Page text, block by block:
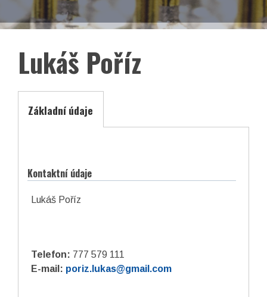
LinkedIn
Lukáš Poříz
Základní údaje
Kontaktní údaje
Lukáš Poříz
Telefon: 777 579 111
E-mail: poriz.lukas@gmail.com